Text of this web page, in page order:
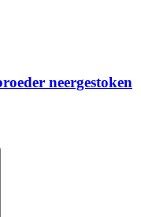
neergestoken